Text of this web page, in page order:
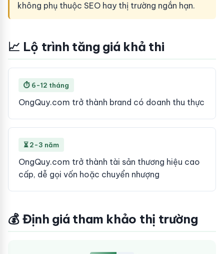
không phụ thuộc SEO hay thị trường ngắn hạn.
📈 Lộ trình tăng giá khả thi
⏱ 6-12 tháng
OngQuy.com trở thành brand có doanh thu thực
⏳ 2-3 năm
OngQuy.com trở thành tài sản thương hiệu cao
cấp, dễ gọi vốn hoặc chuyển nhượng
💰 Định giá tham khảo thị trường